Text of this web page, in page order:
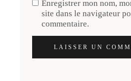
Enregistrer mon nom,
site dans le navigateur
commentaire.
LAISSER UN